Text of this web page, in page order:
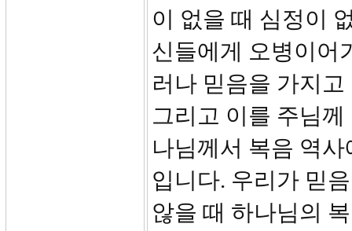
이 없을 때 심정이
신들에게 오병이어
러나 믿음을 가지
그리고 이를 주님
나님께서 복음 역
입니다. 우리가 믿
않을 때 하나님의